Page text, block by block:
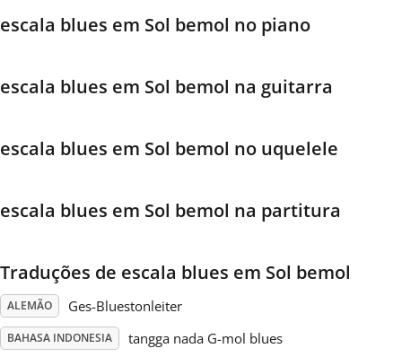
日本語
Polski
Português
escala blues em Sol bemol no piano
escala blues em Sol bemol na guitarra
escala blues em Sol bemol no uquelele
escala blues em Sol bemol na partitura
Traduções de escala blues em Sol bemol
ALEMÃO Ges-Bluestonleiter
BAHASA INDONESIA tangga nada G-mol blues